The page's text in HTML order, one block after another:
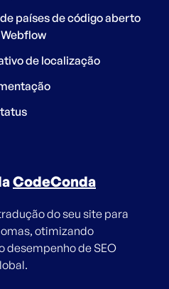
países de código aberto
de localização
CodeConda
do seu site para
otimizando
desempenho de SEO